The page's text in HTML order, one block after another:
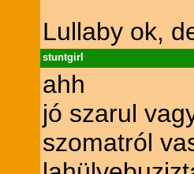
Lullaby ok,
stuntgirl
ahh
jó szarul
szomatról